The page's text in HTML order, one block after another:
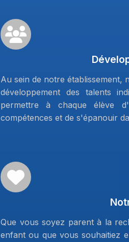
Au sein de notre établissement,
développement des talents
permettre à chaque élève
compétences et de s'épanouir
Que vous soyez parent à la
enfant ou que vous souhaitiez